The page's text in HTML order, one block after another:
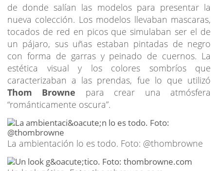
de donde salían las modelos para presentar la
nueva colección. Los modelos llevaban mascaras,
tocados de red en picos que simulaban ser el de
un pájaro, sus uñas estaban pintadas de negro
con forma de garras y peinado de cuernos. La
estética visual y los colores sombríos que
caracterizaban a las prendas, fue lo que utilizó
Thom Browne para crear una atmósfera
“románticamente oscura”.
La ambientación lo es todo. Foto: @thombrowne